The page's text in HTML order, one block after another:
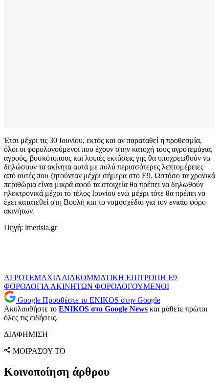
Έτσι μέχρι τις 30 Ιουνίου, εκτός και αν παραταθεί η προθεσμία,
όλοι οι φορολογούμενοι που έχουν στην κατοχή τους αγροτεμάχια,
αγρούς, βοσκότοπους και λοιπές εκτάσεις γης θα υποχρεωθούν να
δηλώσουν τα ακίνητα αυτά με πολύ περισσότερες λεπτομέρειες
από αυτές που ζητούνταν μέχρι σήμερα στο Ε9. Ωστόσο τα χρονικά
περιθώρια είναι μικρά αφού τα στοιχεία θα πρέπει να δηλωθούν
ηλεκτρονικά μέχρι το τέλος Ιουνίου ενώ μέχρι τότε θα πρέπει να
έχει κατατεθεί στη Βουλή και το νομοσχέδιο για τον ενιαίο φόρο
ακινήτων.
Πηγή: imerisia.gr
ΑΓΡΟΤΕΜΑΧΙΑ ΔΙΑΚΟΜΜΑΤΙΚΗ ΕΠΙΤΡΟΠΗ Ε9
ΦΟΡΟΛΟΓΙΑ ΑΚΙΝΗΤΩΝ ΦΟΡΟΛΟΓΟΥΜΕΝΟΙ
Google Προσθέστε το ENIKOS στην Google
Ακολουθήστε το ENIKOS στο Google News και μάθετε πρώτοι
όλες τις ειδήσεις.
ΔΙΑΦΗΜΙΣΗ
ΜΟΙΡΑΣΟΥ ΤΟ
Κοινοποίηση άρθρου